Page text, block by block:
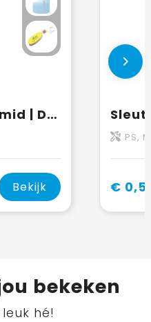
Sleutelhanger Hamid | Drijvend
Bekijk
PS,
€
bekeken
hé!